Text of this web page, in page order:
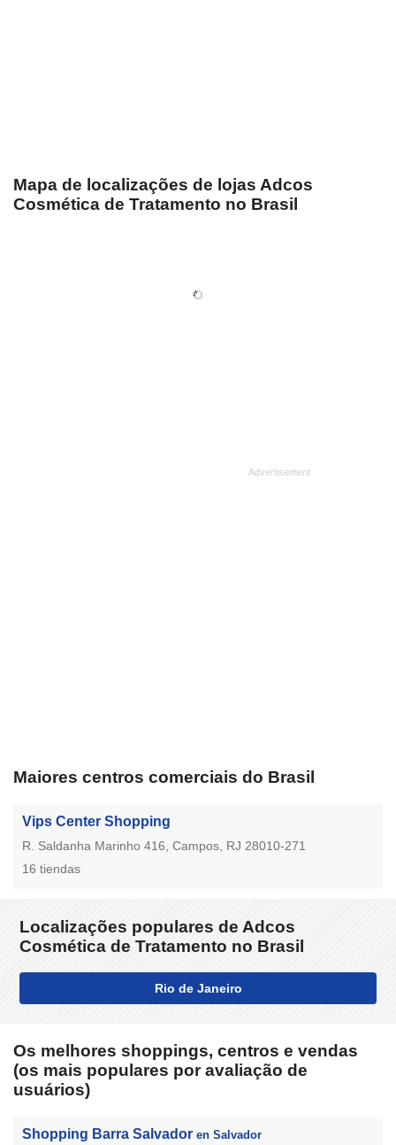
Mapa de localizações de lojas Adcos
Cosmética de Tratamento no Brasil
Maiores centros comerciais do Brasil
Vips Center Shopping
R. Saldanha Marinho 416, Campos, RJ 28010-271
16 tiendas
Localizações populares de Adcos
Cosmética de Tratamento no Brasil
Rio de Janeiro
Os melhores shoppings, centros e vendas
(os mais populares por avaliação de
usuários)
Shopping Barra Salvador en Salvador